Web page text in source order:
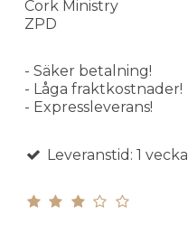
Cork Ministry
ZPD
- Säker betalning!
- Låga fraktkostnader!
- Expressleverans!
Leveranstid: 1 vecka